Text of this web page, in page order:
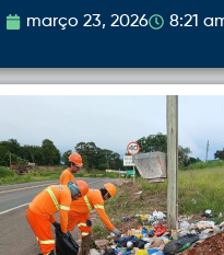
março 23, 2026 8:21